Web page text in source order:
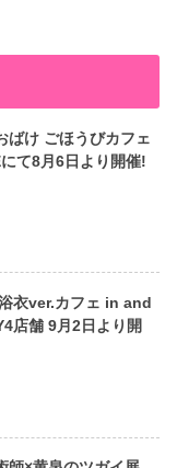
ばけ ごほうびカフェ
て8月6日より開催!
衣ver.カフェ in and
店舗 9月2日より開